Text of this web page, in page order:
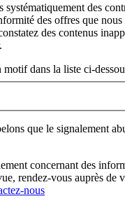
systématiquement des
des offres que
des contenus
motif dans la liste ci-
que le signalement
concernant des
, rendez-vous auprès de
nous